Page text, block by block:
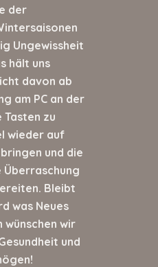
der
Ungewissheit
hält uns
davon ab
am PC an der
Tasten zu
wieder auf
und die
Bleibt
was Neues
wünschen wir
und